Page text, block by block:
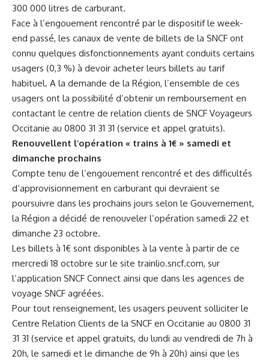
300 000 litres de carburant.
Face à l’engouement rencontré par le dispositif le week-
end passé, les canaux de vente de billets de la SNCF ont
connu quelques disfonctionnements ayant conduits certains
usagers (0,3 %) à devoir acheter leurs billets au tarif
habituel. A la demande de la Région, l’ensemble de ces
usagers ont la possibilité d’obtenir un remboursement en
contactant le centre de relation clients de SNCF Voyageurs
Occitanie au 0800 31 31 31 (service et appel gratuits).
Renouvellent l’opération « trains à 1€ » samedi et
dimanche prochains
Compte tenu de l’engouement rencontré et des difficultés
d’approvisionnement en carburant qui devraient se
poursuivre dans les prochains jours selon le Gouvernement,
la Région a décidé de renouveler l’opération samedi 22 et
dimanche 23 octobre.
Les billets à 1€ sont disponibles à la vente à partir de ce
mercredi 18 octobre sur le site trainlio.sncf.com, sur
l’application SNCF Connect ainsi que dans les agences de
voyage SNCF agréées.
Pour tout renseignement, les usagers peuvent solliciter le
Centre Relation Clients de la SNCF en Occitanie au 0800 31
31 31 (service et appel gratuits, du lundi au vendredi de 7h à
20h, le samedi et le dimanche de 9h à 20h) ainsi que les